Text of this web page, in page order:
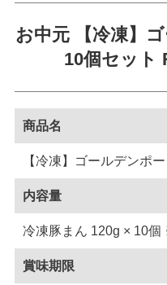
お中元 【冷凍】
10個セット
商品名
【冷凍】ゴールデンポ
内容量
冷凍豚まん 120g × 10
賞味期限